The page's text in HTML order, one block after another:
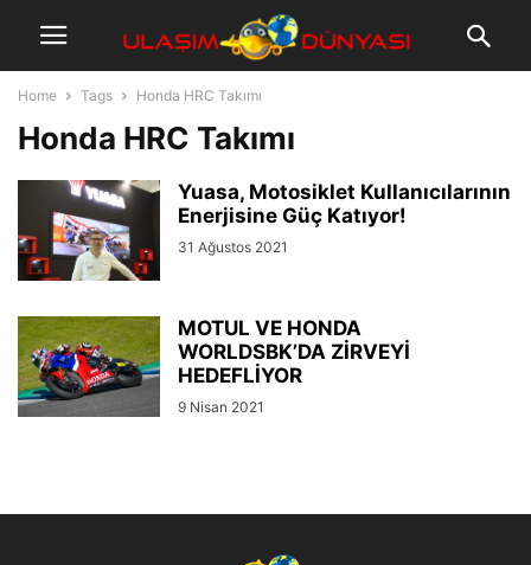
Home Tags Honda HRC Takımı
Honda HRC Takımı
Yuasa, Motosiklet Kullanıcılarının
Enerjisine Güç Katıyor!
31 Ağustos 2021
MOTUL VE HONDA
WORLDSBK’DA ZİRVEYİ
HEDEFLİYOR
9 Nisan 2021